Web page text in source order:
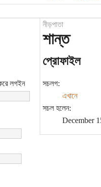
লগইন
নীড়পাতা
শান্ত
প্রোফাইল
সচলগ:
এখানে
সচল হলেন:
December